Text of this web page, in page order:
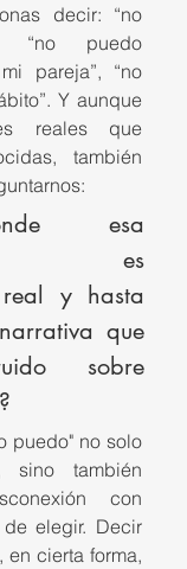
decir: “no
“no puedo
pareja”, “no
Y aunque
reales que
también
esa
es
real y hasta
que
sobre
puedo" no solo
sino también
con
elegir. Decir
en cierta forma,